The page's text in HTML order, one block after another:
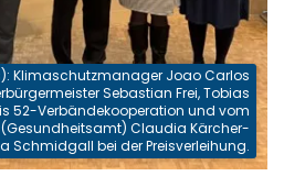
Klimaschutzmanager Joao Carlos
Sebastian Frei, Tobias
52-Verbändekooperation und vom
Claudia Kärcher-
Schmidgall bei der Preisverleihung.